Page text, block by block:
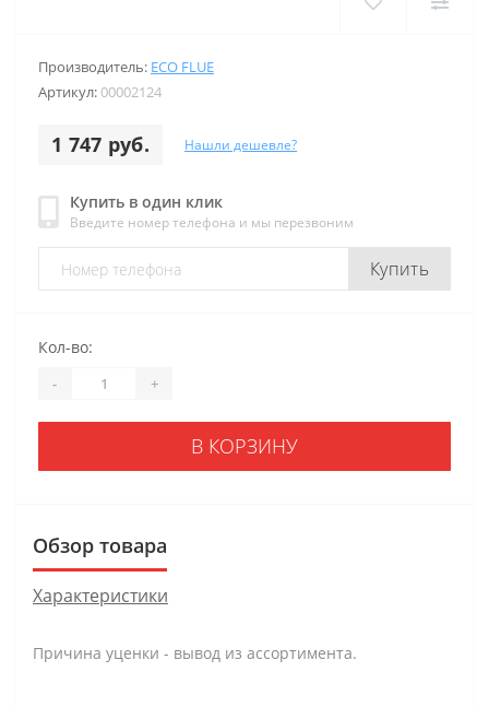
Производитель: ECO FLUE
Артикул:00002124
1 747 руб. Нашли дешевле?
Купить в один клик
Введите номер телефона и мы перезвоним
Купить
Кол-во:
- +
В КОРЗИНУ
Обзор товара
Характеристики
Причина уценки - вывод из ассортимента.